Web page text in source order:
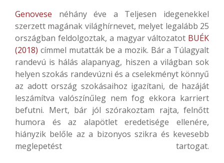
Genovese néhány éve a Teljesen idegenekkel
szerzett magának világhírnevet, melyet legalább 25
országban feldolgoztak, a magyar változatot BUÉK
(2018) címmel mutatták be a mozik. Bár a Túlagyalt
randevú is hálás alapanyag, hiszen a világban sok
helyen szokás randevúzni és a cselekményt könnyű
az adott ország szokásaihoz igazítani, de hazáját
leszámítva valószínűleg nem fog ekkora karriert
befutni. Mert, bár jól szórakoztam rajta, felnőtt
humora és az alapötlet eredetisége ellenére,
hiányzik belőle az a bizonyos szikra és kevesebb
meglepetést tartogat.